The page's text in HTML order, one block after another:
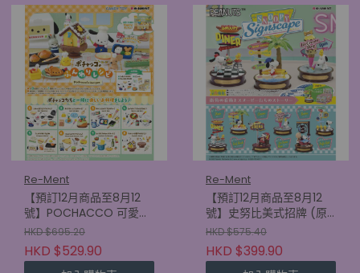
Re-Ment
【預訂12月商品至8月12
號】POCHACCO 可愛食
譜 (原盒8款)
(4521121701745)
HKD $695.20
HKD $529.90
Re-Ment
【預訂12月商品至8月12
號】史努比美式招牌 (原
盒6款) (4521121701585)
HKD $575.40
HKD $399.90